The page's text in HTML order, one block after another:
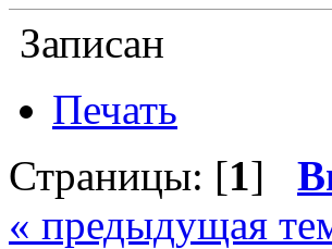
Записан
Печать
Страницы: [1]
« предыдущая